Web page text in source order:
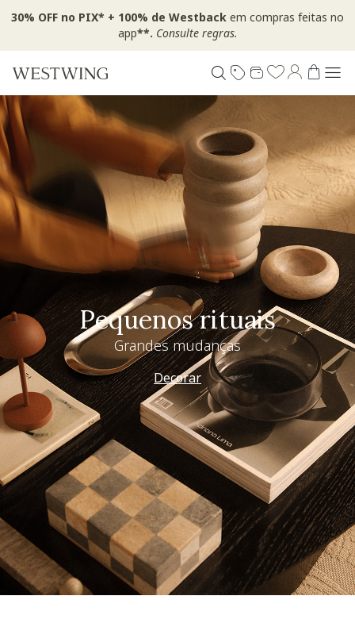
30% OFF no PIX* + 100% de Westback em compras feitas no
app**. Consulte regras.
Pequenos rituais
Grandes mudanças
Decorar